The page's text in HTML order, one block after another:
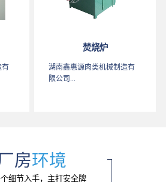
有
焚烧炉
湖南鑫惠源肉类机械制造有
限公司...
房环境
细节入手，主打安全牌